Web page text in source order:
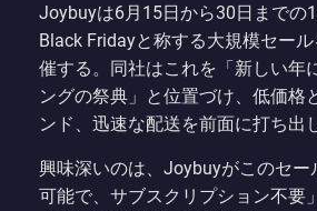
Joybuyは6月15日から30日までの
Black Fridayと称する大規模セー
催する。同社はこれを「新しい年
ングの祭典」と位置づけ、低価格
ンド、迅速な配送を前面に打ち出
興味深いのは、Joybuyがこのセー
可能で、サブスクリプション不要